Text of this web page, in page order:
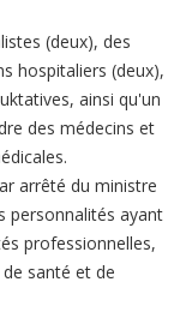
(deux), des
hospitaliers (deux),
ainsi qu'un
des médecins et
arrêté du ministre
personnalités ayant
professionnelles,
santé et de